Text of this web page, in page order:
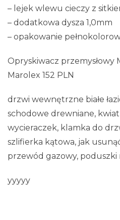
– lejek wlewu cieczy z
– dodatkowa dysza 1,0mm
– opakowanie
Opryskiwacz
Marolex 152 PLN
drzwi wewnętrzne białe
schodowe drewniane,
wycieraczek, klamka do
szlifierka kątowa, jak
przewód gazowy, poduszki
yyyyy